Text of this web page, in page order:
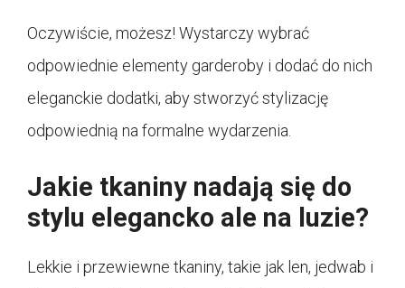
Oczywiście, możesz! Wystarczy wybrać
odpowiednie elementy garderoby i dodać do nich
eleganckie dodatki, aby stworzyć stylizację
odpowiednią na formalne wydarzenia.
Jakie tkaniny nadają się do
stylu elegancko ale na luzie?
Lekkie i przewiewne tkaniny, takie jak len, jedwab i